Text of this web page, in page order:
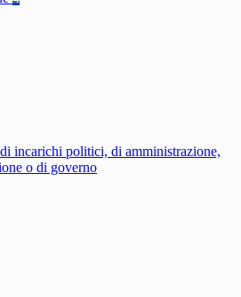
incarichi politici, di amministrazione,
o di governo